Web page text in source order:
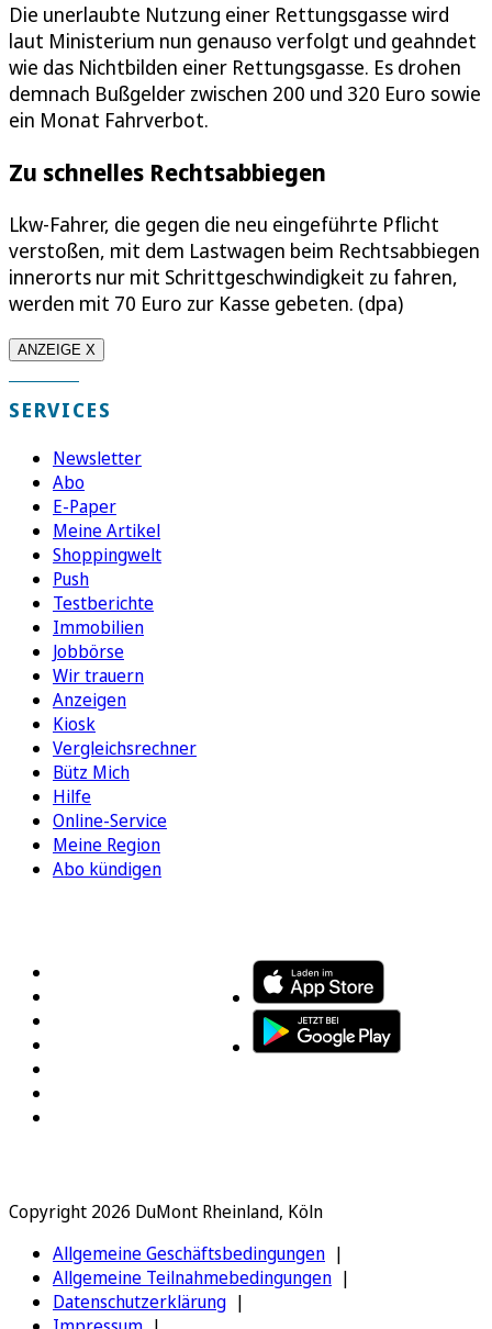
Die unerlaubte Nutzung einer Rettungsgasse wird
laut Ministerium nun genauso verfolgt und geahndet
wie das Nichtbilden einer Rettungsgasse. Es drohen
demnach Bußgelder zwischen 200 und 320 Euro sowie
ein Monat Fahrverbot.
Zu schnelles Rechtsabbiegen
Lkw-Fahrer, die gegen die neu eingeführte Pflicht
verstoßen, mit dem Lastwagen beim Rechtsabbiegen
innerorts nur mit Schrittgeschwindigkeit zu fahren,
werden mit 70 Euro zur Kasse gebeten. (dpa)
ANZEIGE X
SERVICES
Newsletter
Abo
E-Paper
Meine Artikel
Shoppingwelt
Push
Testberichte
Immobilien
Jobbörse
Wir trauern
Anzeigen
Kiosk
Vergleichsrechner
Bütz Mich
Hilfe
Online-Service
Meine Region
Abo kündigen
Copyright 2026 DuMont Rheinland, Köln
Allgemeine Geschäftsbedingungen
Allgemeine Teilnahmebedingungen
Datenschutzerklärung